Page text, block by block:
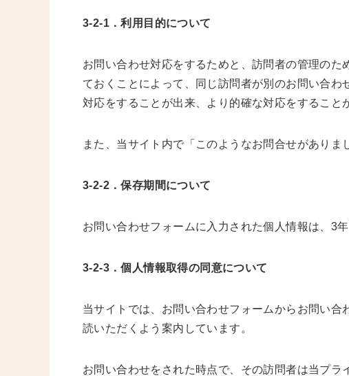
3-2-1．利用目的について
お問い合わせ対応をするためと、訪問者の管理の
ておくことによって、同じ訪問者が別のお問い合
対応をすることが出来、より的確な対応をすること
また、当サイト内で「このようなお問合せがありま
3-2-2．保存期間について
お問い合わせフォームに入力された個人情報は、3年
3-2-3．個人情報取得の同意について
当サイトでは、お問い合わせフォームからお問い
読いただくよう案内しています。
お問い合わせをされた時点で、その訪問者は当プラ